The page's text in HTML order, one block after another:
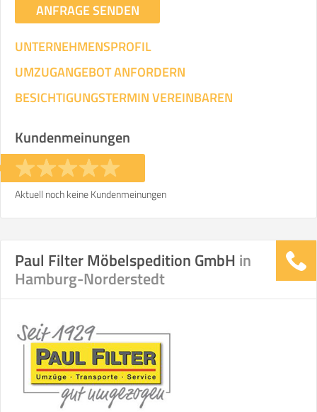
ANFRAGE SENDEN
UNTERNEHMENSPROFIL
UMZUGANGEBOT ANFORDERN
BESICHTIGUNGSTERMIN VEREINBAREN
Kundenmeinungen
Aktuell noch keine Kundenmeinungen
Paul Filter Möbelspedition GmbH in
Hamburg-Norderstedt